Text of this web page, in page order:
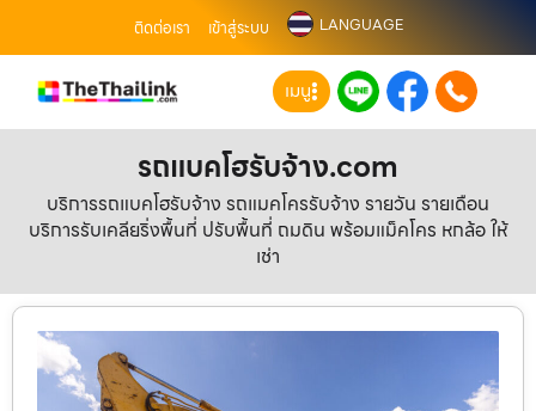
ติดต่อเรา เข้าสู่ระบบ LANGUAGE
เมนู
รถแบคโฮรับจ้าง.com
บริการรถแบคโฮรับจ้าง รถแมคโครรับจ้าง รายวัน รายเดือน
บริการรับเคลียริ่งพื้นที่ ปรับพื้นที่ ถมดิน พร้อมแม็คโคร หกล้อ ให้
เช่า